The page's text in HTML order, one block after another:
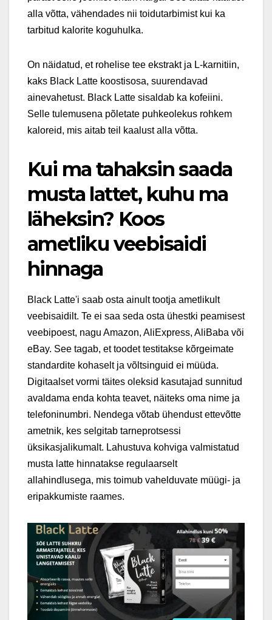
alla võtta, vähendades nii toidutarbimist kui ka
tarbitud kalorite koguhulka.
On näidatud, et rohelise tee ekstrakt ja L-karnitiin,
kaks Black Latte koostisosa, suurendavad
ainevahetust. Black Latte sisaldab ka kofeiini.
Selle tulemusena põletate puhkeolekus rohkem
kaloreid, mis aitab teil kaalust alla võtta.
Kui ma tahaksin saada
musta lattet, kuhu ma
läheksin? Koos
ametliku veebisaidi
hinnaga
Black Latte'i saab osta ainult tootja ametlikult
veebisaidilt. Te ei saa seda osta ühestki peamisest
veebipoest, nagu Amazon, AliExpress, AliBaba või
eBay. See tagab, et toodet testitakse kõrgeimate
standardite kohaselt ja võltsinguid ei müüda.
Digitaalset vormi täites oleksid kasutajad sunnitud
avaldama enda kohta teavet, näiteks oma nime ja
telefoninumbri. Nendega võtab ühendust ettevõtte
ametnik, kes selgitab tarneprotsessi
üksikasjalikumalt. Lahustuva kohviga valmistatud
musta latte hinnatakse regulaarselt
allahindlusega, mis toimub vahelduvate müügi- ja
eripakkumiste raames.